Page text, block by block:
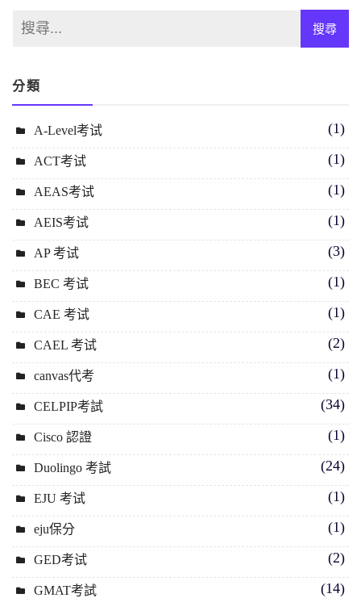
分類
A-Level考试 (1)
ACT考试 (1)
AEAS考试 (1)
AEIS考试 (1)
AP 考试 (3)
BEC 考试 (1)
CAE 考试 (1)
CAEL 考试 (2)
canvas代考 (1)
CELPIP考試 (34)
Cisco 認證 (1)
Duolingo 考試 (24)
EJU 考试 (1)
eju保分 (1)
GED考试 (2)
GMAT考試 (14)